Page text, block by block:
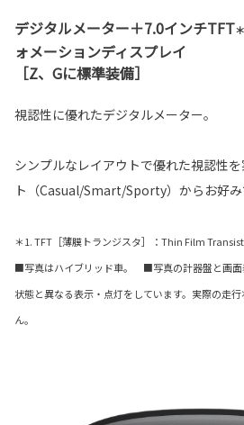
デジタルメーター＋7.0インチTFT
ォメーションディスプレイ
［Z、Gに標準装備］
視認性に優れたデジタルメーター。
シンプルなレイアウトで優れた視認性
ト（Casual/Smart/Sporty）からお好み
＊1. TFT［薄膜トランジスタ］：Thin Film
■写真はハイブリッド車。 ■写真の計器盤と画面
状態と異なる表示・点灯をしています。実際の走
ん。